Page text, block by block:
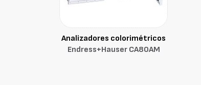
Analizadores colorimétricos
Endress+Hauser CA80AM